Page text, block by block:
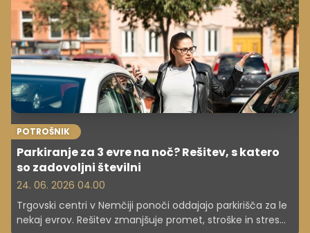
POTROŠNIK
Parkiranje za 3 evre na noč? Rešitev, s katero
so zadovoljni številni
24. 06. 2026 04.00
Trgovski centri v Nemčiji ponoči oddajajo parkirišča za le
nekaj evrov. Rešitev zmanjšuje promet, stroške in stres